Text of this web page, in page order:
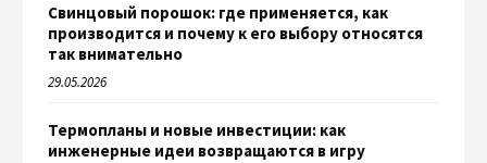
Свинцовый порошок: где применяется, как
производится и почему к его выбору относятся
так внимательно
29.05.2026
Термопланы и новые инвестиции: как
инженерные идеи возвращаются в игру